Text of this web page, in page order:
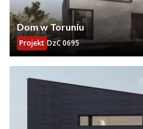
Dom w Toruniu
Projekt DzC 0695